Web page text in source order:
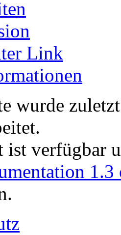
Link
wurde
ist verfügbar
1.3